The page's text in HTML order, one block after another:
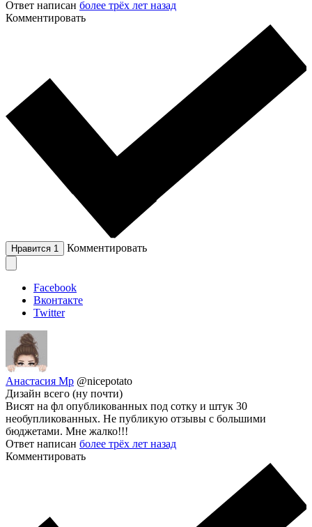
Ответ написан более трёх лет назад
Комментировать
Нравится 1 Комментировать
Facebook
Вконтакте
Twitter
Анастасия Мр @nicepotato
Дизайн всего (ну почти)
Висят на фл опубликованных под сотку и штук 30
необупликованных. Не публикую отзывы с большими
бюджетами. Мне жалко!!!
Ответ написан более трёх лет назад
Комментировать